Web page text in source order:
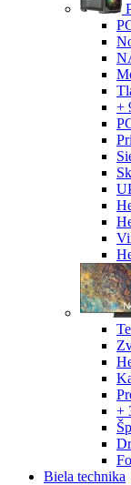
+
+
Biela technika